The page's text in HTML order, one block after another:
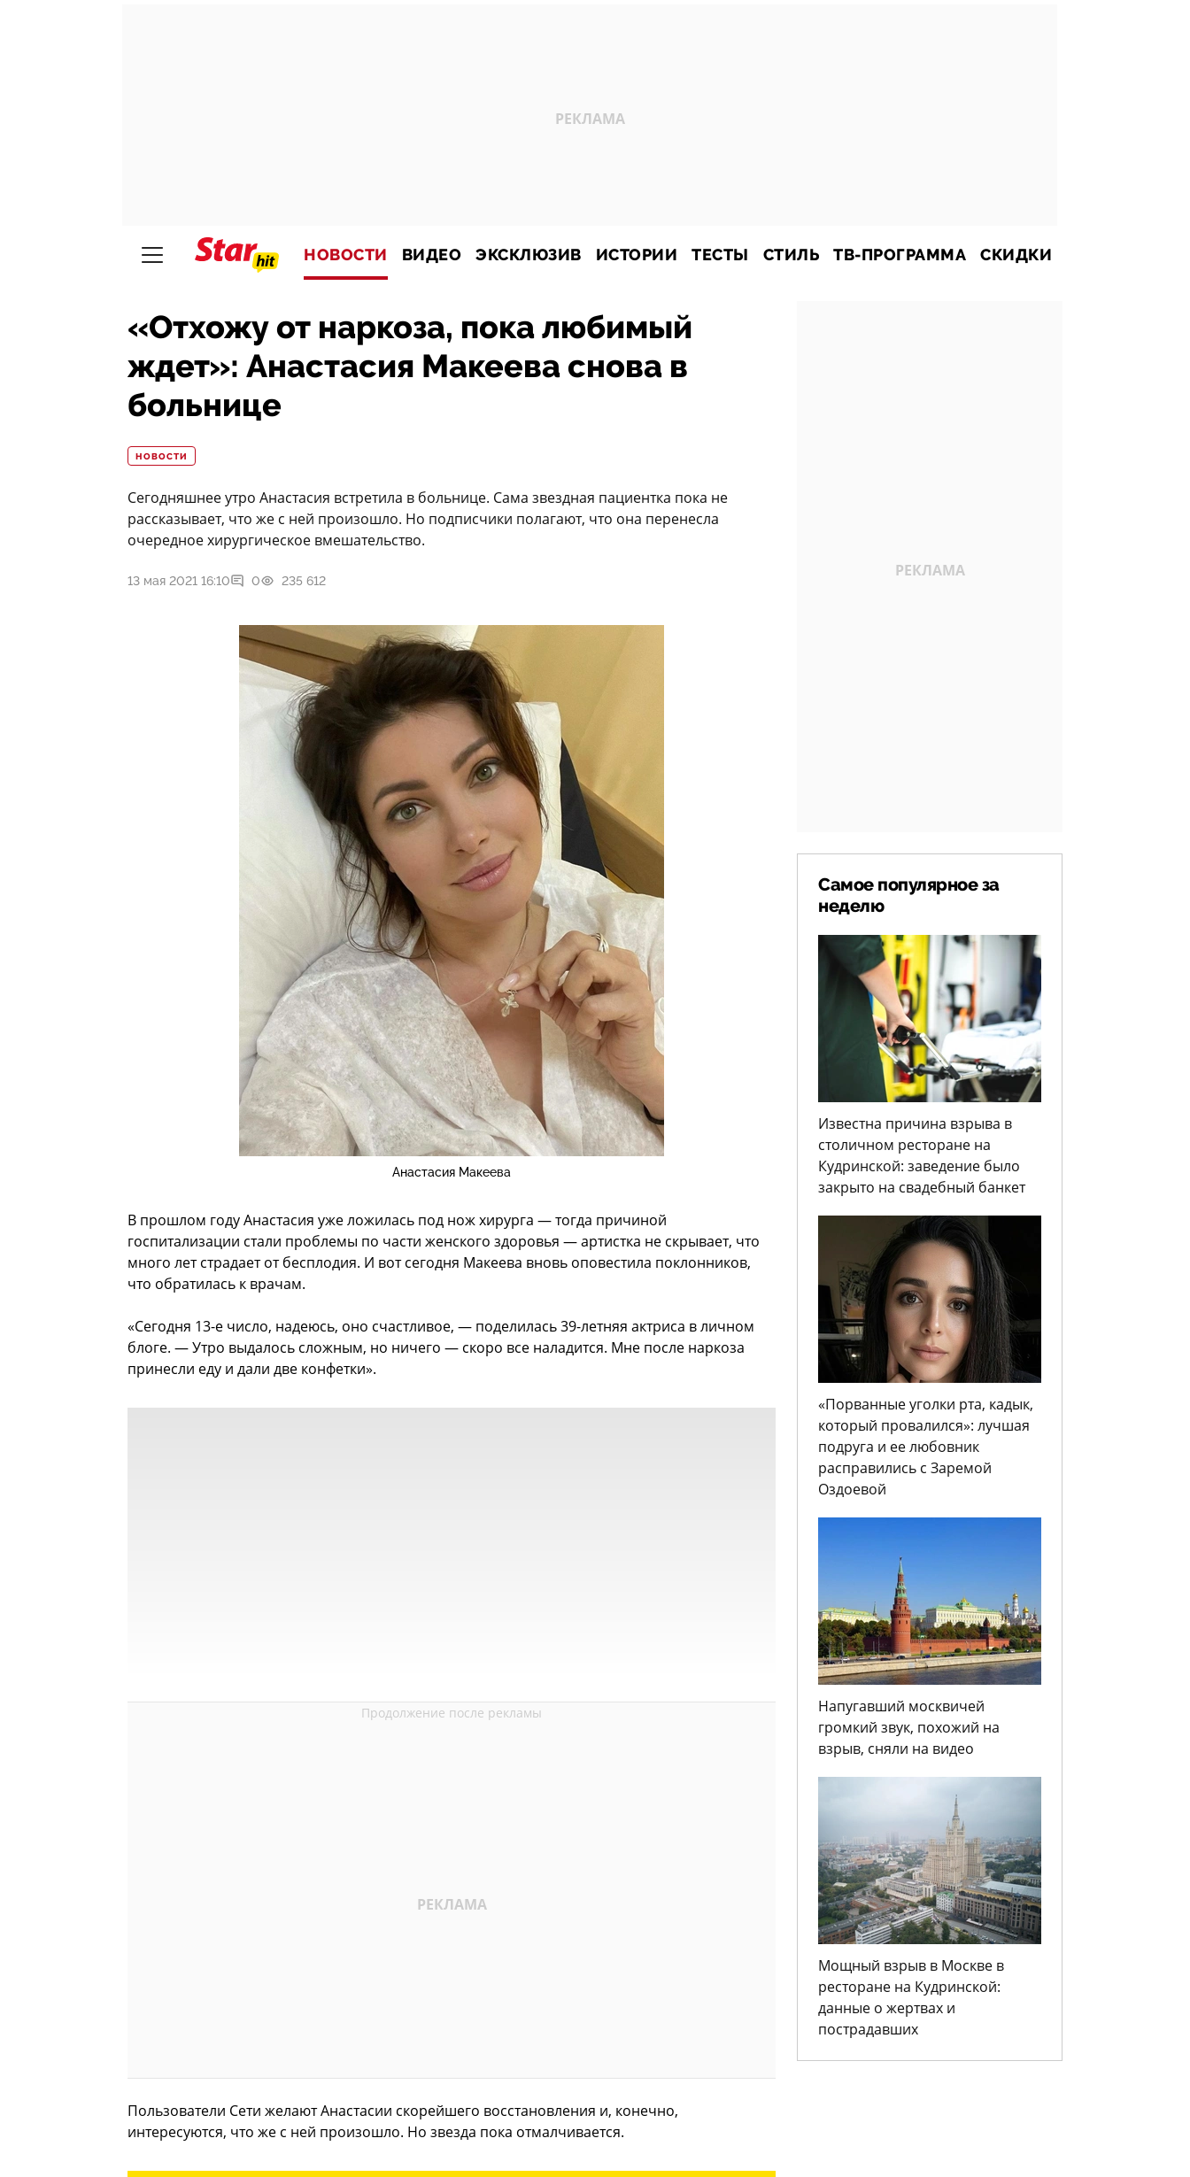
НОВОСТИ ВИДЕО ЭКСКЛЮЗИВ ИСТОРИИ ТЕСТЫ СТИЛЬ ТВ-ПРОГРАММА СКИДКИ
«Отхожу от наркоза, пока любимый
ждет»: Анастасия Макеева снова в
больнице
НОВОСТИ
Сегодняшнее утро Анастасия встретила в больнице. Сама звездная пациентка пока не
рассказывает, что же с ней произошло. Но подписчики полагают, что она перенесла
очередное хирургическое вмешательство.
13 мая 2021 16:10 0 235 612
Анастасия Макеева
В прошлом году Анастасия уже ложилась под нож хирурга — тогда причиной
госпитализации стали проблемы по части женского здоровья — артистка не скрывает, что
много лет страдает от бесплодия. И вот сегодня Макеева вновь оповестила поклонников,
что обратилась к врачам.
«Сегодня 13-е число, надеюсь, оно счастливое, — поделилась 39-летняя актриса в личном
блоге. — Утро выдалось сложным, но ничего — скоро все наладится. Мне после наркоза
принесли еду и дали две конфетки».
Пользователи Сети желают Анастасии скорейшего восстановления и, конечно,
интересуются, что же с ней произошло. Но звезда пока отмалчивается.
Самое популярное за
неделю
Известна причина взрыва в
столичном ресторане на
Кудринской: заведение было
закрыто на свадебный банкет
«Порванные уголки рта, кадык,
который провалился»: лучшая
подруга и ее любовник
расправились с Заремой
Оздоевой
Напугавший москвичей
громкий звук, похожий на
взрыв, сняли на видео
Мощный взрыв в Москве в
ресторане на Кудринской:
данные о жертвах и
пострадавших